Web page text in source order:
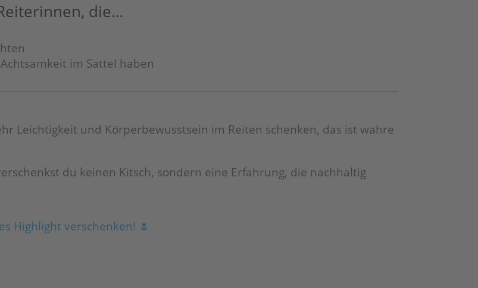
die…
im Sattel haben
Leichtigkeit und Körperbewusstsein im Reiten schenken, das ist wahre
du keinen Kitsch, sondern eine Erfahrung, die nachhaltig
Highlight verschenken! 🌷